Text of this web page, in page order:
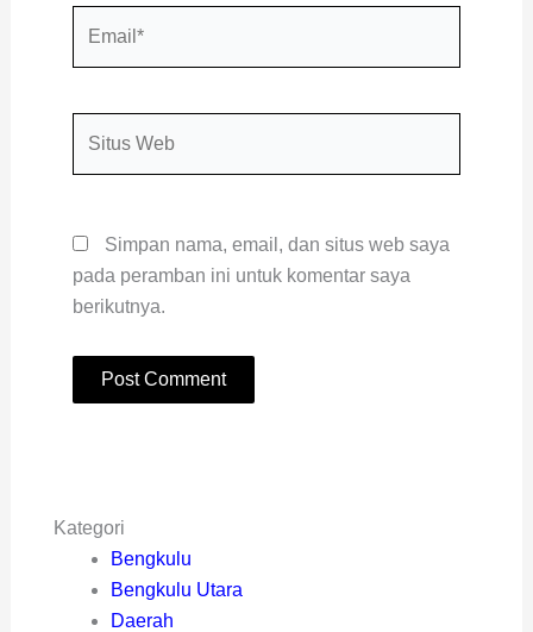
Simpan nama, email, dan situs web saya
pada peramban ini untuk komentar saya
berikutnya.
Kategori
Bengkulu
Bengkulu Utara
Daerah